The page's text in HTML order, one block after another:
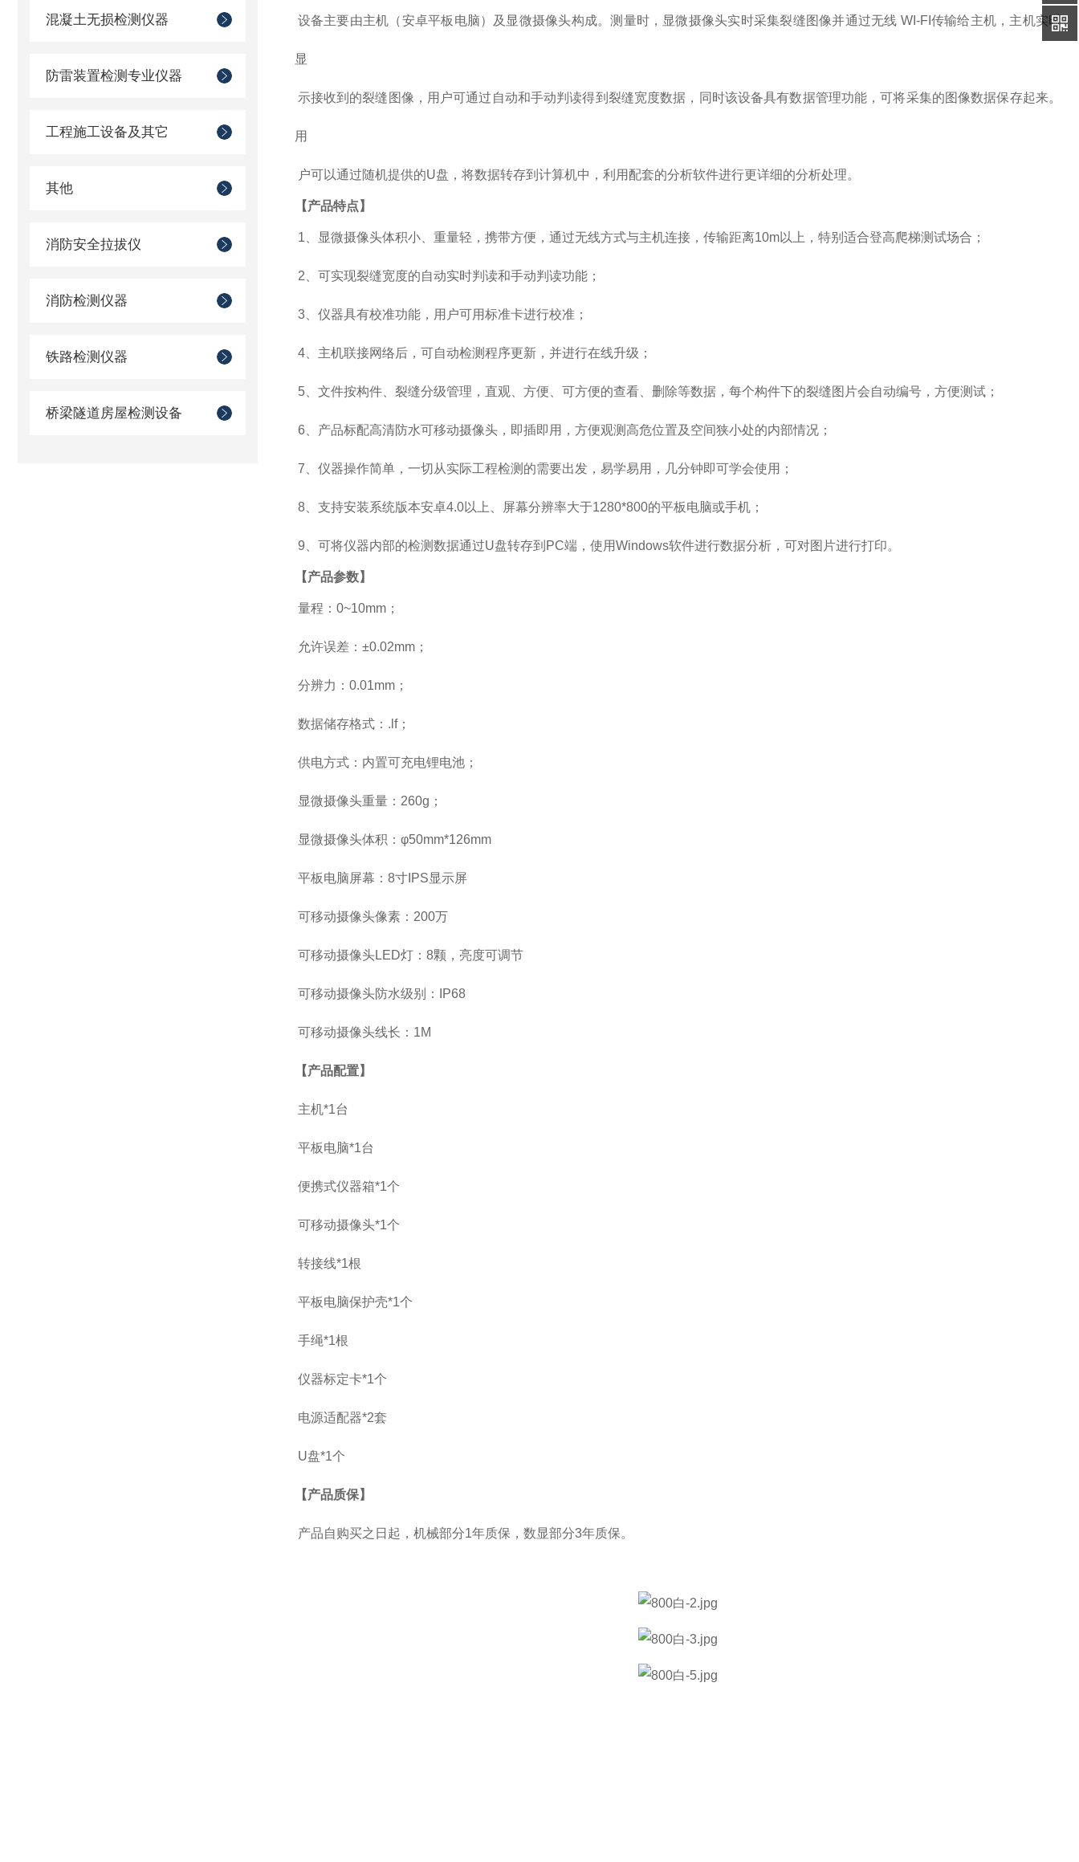
混凝土无损检测仪器
防雷装置检测专业仪器
工程施工设备及其它
其他
消防安全拉拔仪
消防检测仪器
铁路检测仪器
桥梁隧道房屋检测设备
设备主要由主机（安卓平板电脑）及显微摄像头构成。测量时，显微摄像头实时采集裂缝图像并通过无线 WI-FI传输给主机，主机实时
显
示接收到的裂缝图像，用户可通过自动和手动判读得到裂缝宽度数据，同时该设备具有数据管理功能，可将采集的图像数据保存起来。
用
户可以通过随机提供的U盘，将数据转存到计算机中，利用配套的分析软件进行更详细的分析处理。
【产品特点】
1、显微摄像头体积小、重量轻，携带方便，通过无线方式与主机连接，传输距离10m以上，特别适合登高爬梯测试场合；
2、可实现裂缝宽度的自动实时判读和手动判读功能；
3、仪器具有校准功能，用户可用标准卡进行校准；
4、主机联接网络后，可自动检测程序更新，并进行在线升级；
5、文件按构件、裂缝分级管理，直观、方便、可方便的查看、删除等数据，每个构件下的裂缝图片会自动编号，方便测试；
6、产品标配高清防水可移动摄像头，即插即用，方便观测高危位置及空间狭小处的内部情况；
7、仪器操作简单，一切从实际工程检测的需要出发，易学易用，几分钟即可学会使用；
8、支持安装系统版本安卓4.0以上、屏幕分辨率大于1280*800的平板电脑或手机；
9、可将仪器内部的检测数据通过U盘转存到PC端，使用Windows软件进行数据分析，可对图片进行打印。
【产品参数】
量程：0~10mm；
允许误差：±0.02mm；
分辨力：0.01mm；
数据储存格式：.lf；
供电方式：内置可充电锂电池；
显微摄像头重量：260g；
显微摄像头体积：φ50mm*126mm
平板电脑屏幕：8寸IPS显示屏
可移动摄像头像素：200万
可移动摄像头LED灯：8颗，亮度可调节
可移动摄像头防水级别：IP68
可移动摄像头线长：1M
【产品配置】
主机*1台
平板电脑*1台
便携式仪器箱*1个
可移动摄像头*1个
转接线*1根
平板电脑保护壳*1个
手绳*1根
仪器标定卡*1个
电源适配器*2套
U盘*1个
【产品质保】
产品自购买之日起，机械部分1年质保，数显部分3年质保。